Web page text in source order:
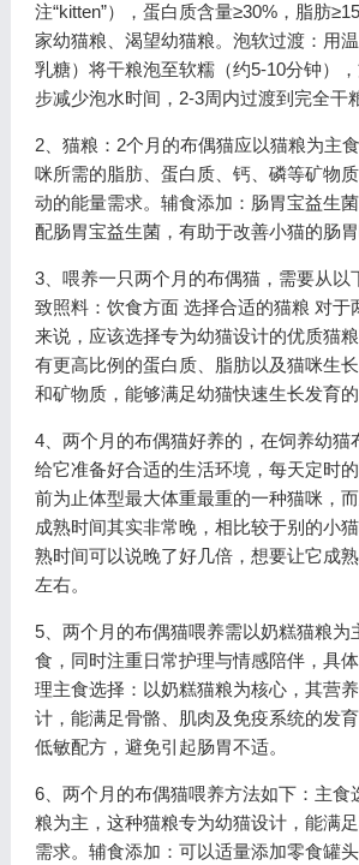
注“kitten”），蛋白质含量≥30%，脂肪
家幼猫粮、渴望幼猫粮。泡软过渡：用
乳糖）将干粮泡至软糯（约5-10分钟）
步减少泡水时间，2-3周内过渡到完全干
2、猫粮：2个月的布偶猫应以猫粮为主
咪所需的脂肪、蛋白质、钙、磷等矿物
动的能量需求。辅食添加：肠胃宝益生
配肠胃宝益生菌，有助于改善小猫的肠胃
3、喂养一只两个月的布偶猫，需要从以
致照料：饮食方面 选择合适的猫粮 对于
来说，应该选择专为幼猫设计的优质猫
有更高比例的蛋白质、脂肪以及猫咪生
和矿物质，能够满足幼猫快速生长发育的
4、两个月的布偶猫好养的，在饲养幼猫
给它准备好合适的生活环境，每天定时
前为止体型最大体重最重的一种猫咪，
成熟时间其实非常晚，相比较于别的小
熟时间可以说晚了好几倍，想要让它成
左右。
5、两个月的布偶猫喂养需以奶糕猫粮为
食，同时注重日常护理与情感陪伴，具
理主食选择：以奶糕猫粮为核心，其营
计，能满足骨骼、肌肉及免疫系统的发育
低敏配方，避免引起肠胃不适。
6、两个月的布偶猫喂养方法如下：主食
粮为主，这种猫粮专为幼猫设计，能满
需求。辅食添加：可以适量添加零食罐头